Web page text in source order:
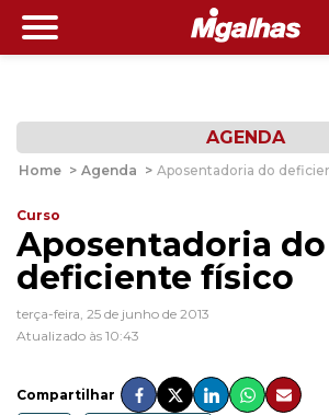
AGENDA
Home > Agenda > Aposentadoria do
Curso
Aposentadoria do
deficiente físico
terça-feira, 25 de junho de 2013
Atualizado às 10:43
Compartilhar